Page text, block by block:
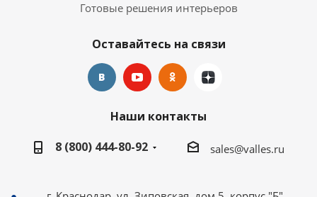
Готовые решения интерьеров
Оставайтесь на связи
Наши контакты
8 (800) 444-80-92
sales@valles.ru